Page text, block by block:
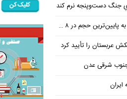
جنگ دست‌و‌پنجه نرم کند
حجم در ۸ ماه اخیر
عربستان را تأیید کرد
جنوب شرقی عدن
ایران